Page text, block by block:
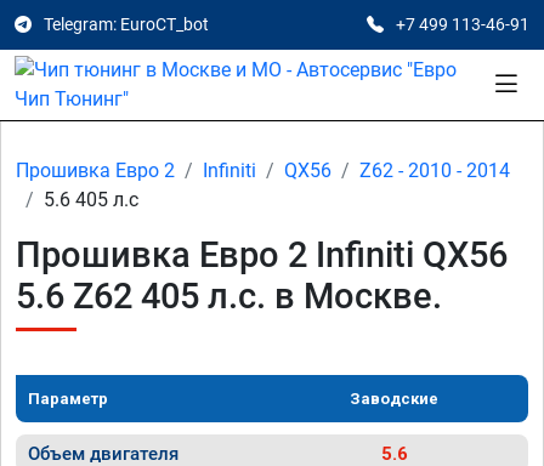
Telegram: EuroCT_bot +7 499 113-46-91
Прошивка Евро 2 Infiniti QX56
Z62 - 2010 - 2014
5.6 405 л.с
Прошивка Евро 2 Infiniti QX56
5.6 Z62 405 л.с. в Москве.
Параметр Заводские
Объем двигателя 5.6